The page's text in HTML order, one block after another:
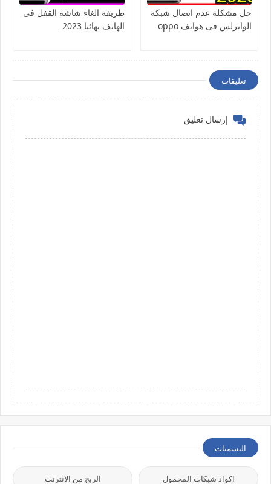
حل مشكلة عدم اتصال شبكة
الوايرلس فى هواتف oppo
طريقة الغاء شاشة القفل فى
الهاتف نهائيا 2023
تعليقات
إرسال تعليق
التسميات
اكواد شبكات المحمول الربح من الانترنت